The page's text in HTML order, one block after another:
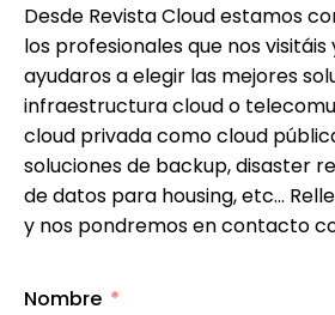
Desde Revista Cloud estamos
los profesionales que nos
ayudaros a elegir las mejores
infraestructura cloud o
cloud privada como cloud
soluciones de backup, disaster
de datos para housing, etc…
y nos pondremos en contacto
Nombre